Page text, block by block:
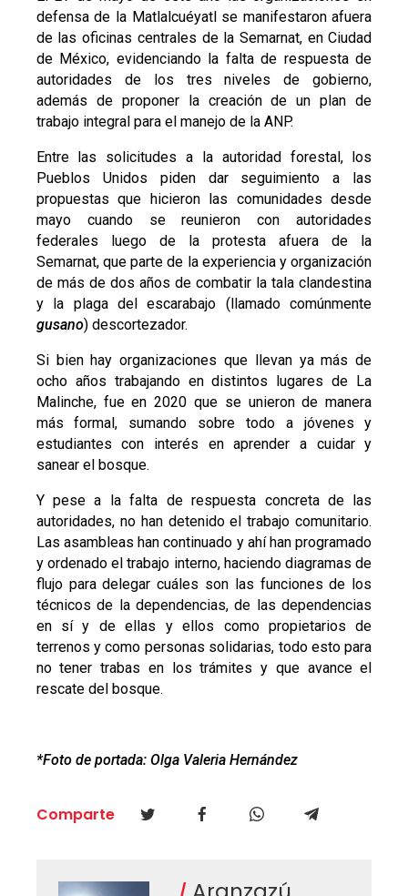
defensa de la Matlalcuéyatl se manifestaron afuera
de las oficinas centrales de la Semarnat, en Ciudad
de México, evidenciando la falta de respuesta de
autoridades de los tres niveles de gobierno,
además de proponer la creación de un plan de
trabajo integral para el manejo de la ANP.
Entre las solicitudes a la autoridad forestal, los
Pueblos Unidos piden dar seguimiento a las
propuestas que hicieron las comunidades desde
mayo cuando se reunieron con autoridades
federales luego de la protesta afuera de la
Semarnat, que parte de la experiencia y organización
de más de dos años de combatir la tala clandestina
y la plaga del escarabajo (llamado comúnmente
gusano) descortezador.
Si bien hay organizaciones que llevan ya más de
ocho años trabajando en distintos lugares de La
Malinche, fue en 2020 que se unieron de manera
más formal, sumando sobre todo a jóvenes y
estudiantes con interés en aprender a cuidar y
sanear el bosque.
Y pese a la falta de respuesta concreta de las
autoridades, no han detenido el trabajo comunitario.
Las asambleas han continuado y ahí han programado
y ordenado el trabajo interno, haciendo diagramas de
flujo para delegar cuáles son las funciones de los
técnicos de la dependencias, de las dependencias
en sí y de ellas y ellos como propietarios de
terrenos y como personas solidarias, todo esto para
no tener trabas en los trámites y que avance el
rescate del bosque.
*Foto de portada: Olga Valeria Hernández
Comparte